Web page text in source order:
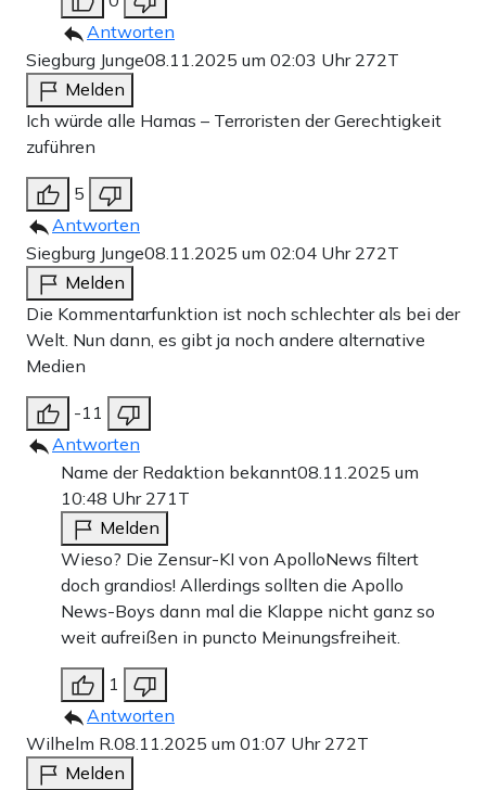
Antworten
Siegburg Junge08.11.2025 um 02:03 Uhr 272T
Melden
Ich würde alle Hamas – Terroristen der Gerechtigkeit
zuführen
5
Antworten
Siegburg Junge08.11.2025 um 02:04 Uhr 272T
Melden
Die Kommentarfunktion ist noch schlechter als bei der
Welt. Nun dann, es gibt ja noch andere alternative
Medien
-11
Antworten
Name der Redaktion bekannt08.11.2025 um
10:48 Uhr 271T
Melden
Wieso? Die Zensur-KI von ApolloNews filtert
doch grandios! Allerdings sollten die Apollo
News-Boys dann mal die Klappe nicht ganz so
weit aufreißen in puncto Meinungsfreiheit.
1
Antworten
Wilhelm R.08.11.2025 um 01:07 Uhr 272T
Melden